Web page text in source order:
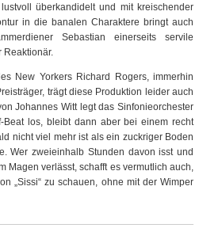
überkandidelt und mit kreischender
in die banalen Charaktere bringt auch
Sebastian einerseits servile
Reaktionär.
New Yorkers Richard Rogers, immerhin
trägt diese Produktion leider auch
Johannes Witt legt das Sinfonieorchester
Beat los, bleibt dann aber bei einem recht
nicht viel mehr ist als ein zuckriger Boden
Wer zweieinhalb Stunden davon isst und
Magen verlässt, schafft es vermutlich auch,
„Sissi“ zu schauen, ohne mit der Wimper